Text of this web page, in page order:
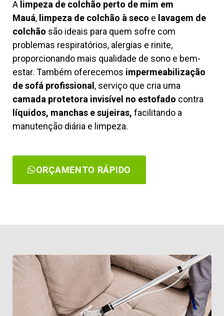
A limpeza de colchão perto de mim em
Mauá, limpeza de colchão à seco e lavagem de
colchão são ideais para quem sofre com
problemas respiratórios, alergias e rinite,
proporcionando mais qualidade de sono e bem-
estar. Também oferecemos impermeabilização
de sofá profissional , serviço que cria uma
camada protetora invisível no estofado contra
líquidos, manchas e sujeiras, facilitando a
manutenção diária e limpeza.
ORÇAMENTO RÁPIDO